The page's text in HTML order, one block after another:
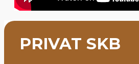
PRIVAT SKB